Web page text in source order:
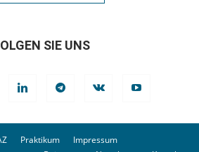
SIE UNS
Praktikum
Impressum